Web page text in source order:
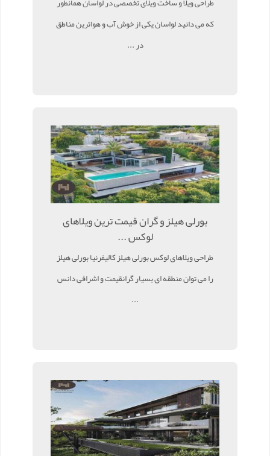
که می دانید لواسان یکی از خوش آب و هواترین مناطق
در ...
بورلی هیلز و گران قیمت ترین ویلاهای
لوکس ...
طراحی ویلاهای لوکس بورلی هیلز کالیفرنیا بورلی هیلز
را می توان منطقه ای بسیار گرانقیمت و اشرافی دانس
...